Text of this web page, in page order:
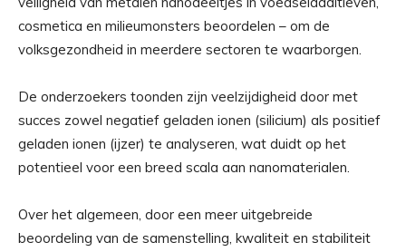
cosmetica en milieumonsters beoordelen – om de
volksgezondheid in meerdere sectoren te waarborgen.
De onderzoekers toonden zijn veelzijdigheid door met
succes zowel negatief geladen ionen (silicium) als positief
geladen ionen (ijzer) te analyseren, wat duidt op het
potentieel voor een breed scala aan nanomaterialen.
Over het algemeen, door een meer uitgebreide
beoordeling van de samenstelling, kwaliteit en stabiliteit